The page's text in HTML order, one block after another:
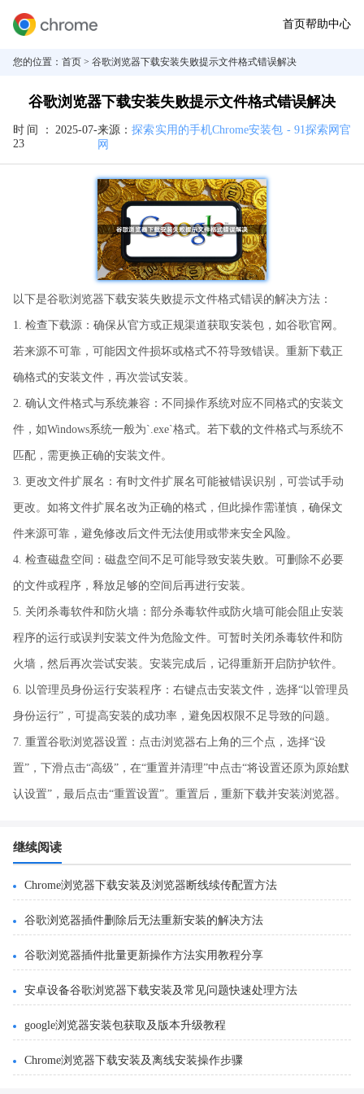
首页帮助中心
您的位置： 首页 > 谷歌浏览器下载安装失败提示文件格式错误解决
谷歌浏览器下载安装失败提示文件格式错误解决
时间： 2025-07-
23
来源：探索实用的手机Chrome安装包 - 91探索网官
网
以下是谷歌浏览器下载安装失败提示文件格式错误的解决方法：
1. 检查下载源：确保从官方或正规渠道获取安装包，如谷歌官网。
若来源不可靠，可能因文件损坏或格式不符导致错误。重新下载正
确格式的安装文件，再次尝试安装。
2. 确认文件格式与系统兼容：不同操作系统对应不同格式的安装文
件，如Windows系统一般为`.exe`格式。若下载的文件格式与系统不
匹配，需更换正确的安装文件。
3. 更改文件扩展名：有时文件扩展名可能被错误识别，可尝试手动
更改。如将文件扩展名改为正确的格式，但此操作需谨慎，确保文
件来源可靠，避免修改后文件无法使用或带来安全风险。
4. 检查磁盘空间：磁盘空间不足可能导致安装失败。可删除不必要
的文件或程序，释放足够的空间后再进行安装。
5. 关闭杀毒软件和防火墙：部分杀毒软件或防火墙可能会阻止安装
程序的运行或误判安装文件为危险文件。可暂时关闭杀毒软件和防
火墙，然后再次尝试安装。安装完成后，记得重新开启防护软件。
6. 以管理员身份运行安装程序：右键点击安装文件，选择“以管理员
身份运行”，可提高安装的成功率，避免因权限不足导致的问题。
7. 重置谷歌浏览器设置：点击浏览器右上角的三个点，选择“设
置”，下滑点击“高级”，在“重置并清理”中点击“将设置还原为原始默
认设置”，最后点击“重置设置”。重置后，重新下载并安装浏览器。
继续阅读
Chrome浏览器下载安装及浏览器断线续传配置方法
谷歌浏览器插件删除后无法重新安装的解决方法
谷歌浏览器插件批量更新操作方法实用教程分享
安卓设备谷歌浏览器下载安装及常见问题快速处理方法
google浏览器安装包获取及版本升级教程
Chrome浏览器下载安装及离线安装操作步骤